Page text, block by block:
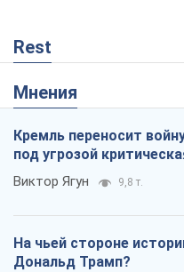
Rest
Мнения
Кремль переносит
под угрозой
Виктор Ягун 9,8 т.
На чьей стороне
Дональд Трамп?